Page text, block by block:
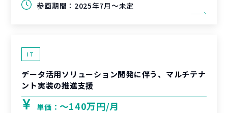
参画期間： 2025年7月～未定
IT
データ活用ソリューション開発に伴う、マルチテナ
ント実装の推進支援
単価： 〜140万円/月